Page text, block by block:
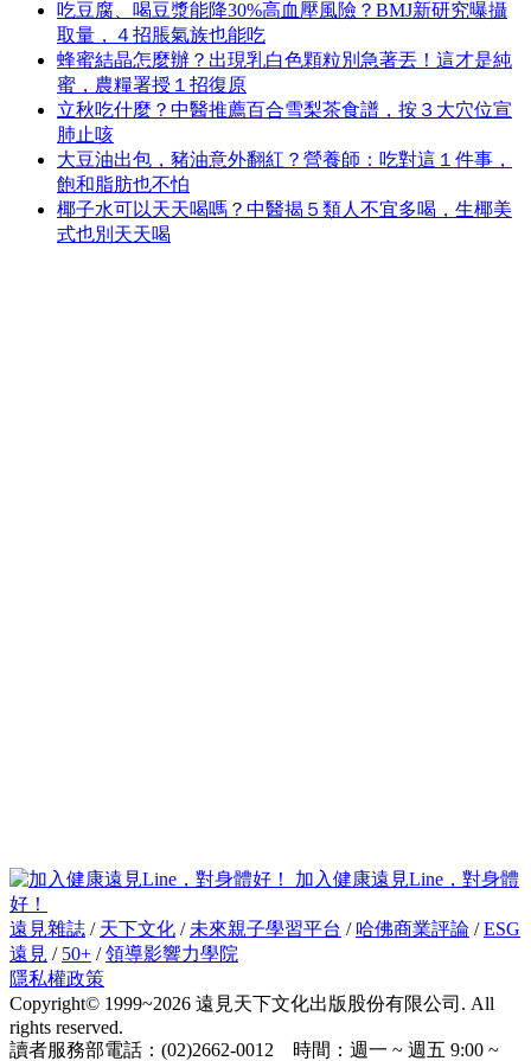
吃豆腐、喝豆漿能降30%高血壓風險？BMJ新研究曝攝
取量，４招脹氣族也能吃
蜂蜜結晶怎麼辦？出現乳白色顆粒別急著丟！這才是純
蜜，農糧署授１招復原
立秋吃什麼？中醫推薦百合雪梨茶食譜，按３大穴位宣
肺止咳
大豆油出包，豬油意外翻紅？營養師：吃對這１件事，
飽和脂肪也不怕
椰子水可以天天喝嗎？中醫揭５類人不宜多喝，生椰美
式也別天天喝
加入健康遠見Line，對身體
好！
遠見雜誌 / 天下文化 / 未來親子學習平台 / 哈佛商業評論 /ESG
遠見 / 50+ /領導影響力學院
隱私權政策
Copyright© 1999~2026 遠見天下文化出版股份有限公司. All
rights reserved.
讀者服務部電話：(02)2662-0012 時間：週一 ~ 週五 9:00 ~